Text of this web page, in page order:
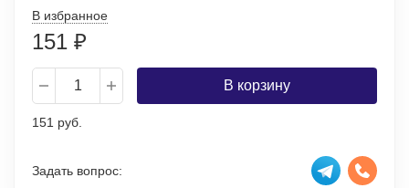
В избранное
151 ₽
В корзину
151 руб.
Задать вопрос: